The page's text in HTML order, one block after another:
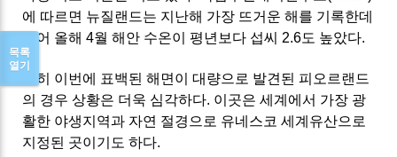
에 따르면 뉴질랜드는 지난해 가장 뜨거운 해를 기록한데
이어 올해 4월 해안 수온이 평년보다 섭씨 2.6도 높았다.
특히 이번에 표백된 해면이 대량으로 발견된 피오르랜드
의 경우 상황은 더욱 심각하다. 이곳은 세계에서 가장 광
활한 야생지역과 자연 절경으로 유네스코 세계유산으로
지정된 곳이기도 하다.
목록
열기